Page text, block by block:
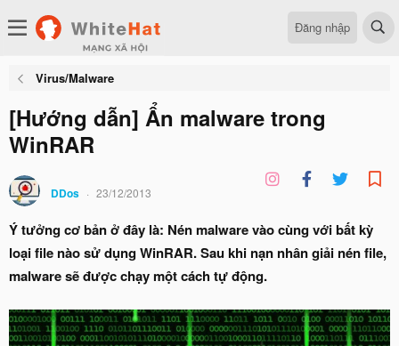
Đăng nhập
Virus/Malware
[Hướng dẫn] Ẩn malware trong
WinRAR
DDos 23/12/2013
Ý tưởng cơ bản ở đây là: Nén malware vào cùng với bất kỳ
loại file nào sử dụng WinRAR. Sau khi nạn nhân giải nén file,
malware sẽ được chạy một cách tự động.